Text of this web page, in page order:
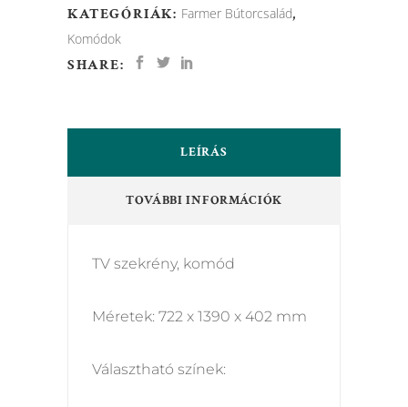
KATEGÓRIÁK: Farmer Bútorcsalád,
Komódok
SHARE:
LEÍRÁS
TOVÁBBI INFORMÁCIÓK
TV szekrény, komód
Méretek: 722 x 1390 x 402 mm
Választható színek: